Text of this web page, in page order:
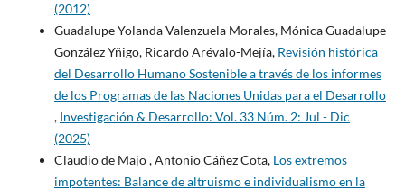
(2012)
Guadalupe Yolanda Valenzuela Morales, Mónica Guadalupe
González Yñigo, Ricardo Arévalo-Mejía, Revisión histórica
del Desarrollo Humano Sostenible a través de los informes
de los Programas de las Naciones Unidas para el Desarrollo
, Investigación & Desarrollo: Vol. 33 Núm. 2: Jul - Dic
(2025)
Claudio de Majo , Antonio Cáñez Cota, Los extremos
impotentes: Balance de altruismo e individualismo en la